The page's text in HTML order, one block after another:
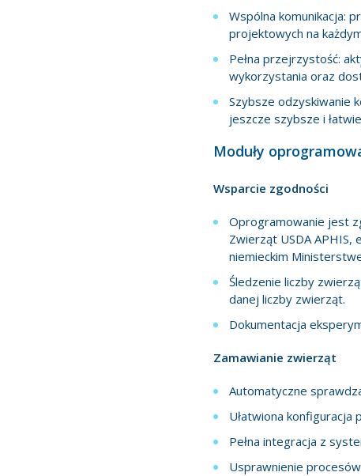
Wspólna komunikacja:
projektowych na
Pełna przejrzystość:
wykorzystania oraz
Szybsze odzyskiwanie
jeszcze szybsze i
Moduły
Wsparcie zgodności
Oprogramowanie jest
Zwierząt USDA
niemieckim
Śledzenie liczby
danej liczby zwierząt.
Dokumentacja
Zamawianie zwierząt
Automatyczne
Ułatwiona
Pełna integracja z
Usprawnienie